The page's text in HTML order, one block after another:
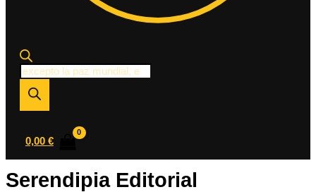
Búsqueda
de
productos
0,00 €
Serendipia Editorial